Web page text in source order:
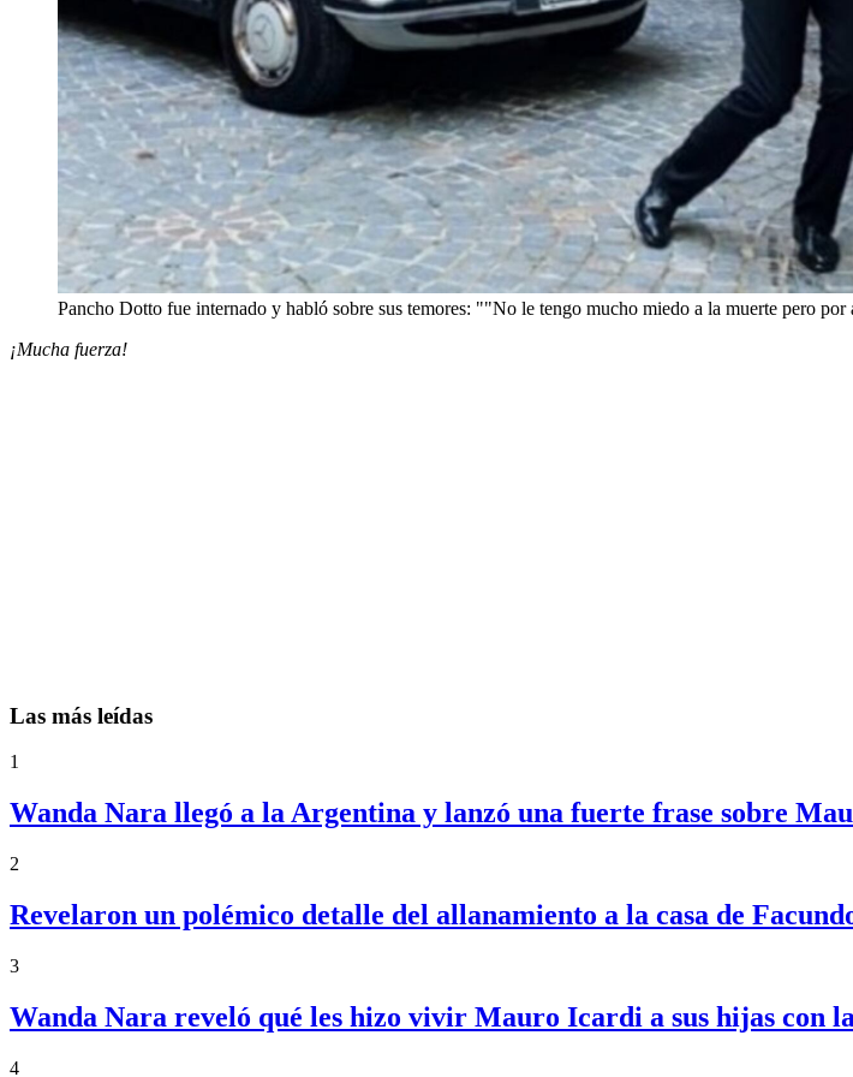
Pancho Dotto fue internado y habló sobre sus temores: ""No le tengo mucho miedo a la muerte pero por
¡Mucha fuerza!
Las más leídas
1
Wanda Nara llegó a la Argentina y lanzó una fuerte frase sobre
2
Revelaron un polémico detalle del allanamiento a la casa de
3
Wanda Nara reveló qué les hizo vivir Mauro Icardi a sus hijas con
4